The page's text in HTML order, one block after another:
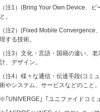
（注1）(Bring Your Own Device、
と。
（注2）(Fixed Mobile Convergence
現する技術。
（注3）文化・言語・国籍の違い、
計、デザイン。
（注4）様々な通信・伝達手段(コミ
術やシステム、サービスなどのこと。
※｢UNIVERGE｣「ユニファイドコミ